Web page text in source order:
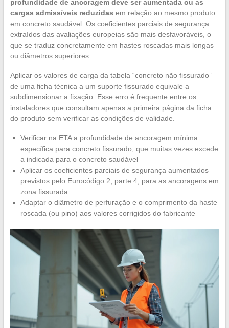
profundidade de ancoragem deve ser aumentada ou as
cargas admissíveis reduzidas em relação ao mesmo produto
em concreto saudável. Os coeficientes parciais de segurança
extraídos das avaliações europeias são mais desfavoráveis, o
que se traduz concretamente em hastes roscadas mais longas
ou diâmetros superiores.
Aplicar os valores de carga da tabela “concreto não fissurado”
de uma ficha técnica a um suporte fissurado equivale a
subdimensionar a fixação. Esse erro é frequente entre os
instaladores que consultam apenas a primeira página da ficha
do produto sem verificar as condições de validade.
Verificar na ETA a profundidade de ancoragem mínima
específica para concreto fissurado, que muitas vezes excede
a indicada para o concreto saudável
Aplicar os coeficientes parciais de segurança aumentados
previstos pelo Eurocódigo 2, parte 4, para as ancoragens em
zona fissurada
Adaptar o diâmetro de perfuração e o comprimento da haste
roscada (ou pino) aos valores corrigidos do fabricante